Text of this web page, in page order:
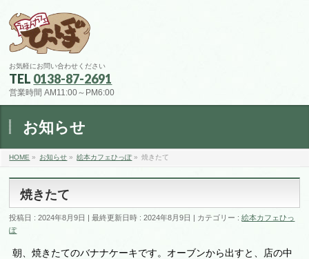
お気軽にお問い合わせください
TEL 0138-87-2691
営業時間 AM11:00～PM6:00
お知らせ
HOME » お知らせ » 絵本カフェひっぽ» 焼きたて
焼きたて
投稿日 : 2024年8月9日 最終更新日時 : 2024年8月9日 カテゴリー :絵本カフェひっ
ぽ
朝、焼きたてのバナナケーキです。オーブンから出すと、店の中